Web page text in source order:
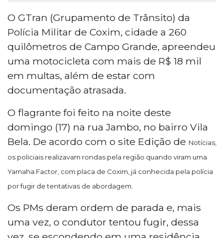
O GTran (Grupamento de Trânsito) da
Polícia Militar de Coxim, cidade a 260
quilômetros de Campo Grande, apreendeu
uma motocicleta com mais de R$ 18 mil
em multas, além de estar com
documentação atrasada.
O flagrante foi feito na noite deste
domingo (17) na rua Jambo, no bairro Vila
Bela. De acordo com o site Edição de Notícias,
os policiais realizavam rondas pela região quando viram uma
Yamaha Factor, com placa de Coxim, já conhecida pela polícia
por fugir de tentativas de abordagem.
Os PMs deram ordem de parada e, mais
uma vez, o condutor tentou fugir, dessa